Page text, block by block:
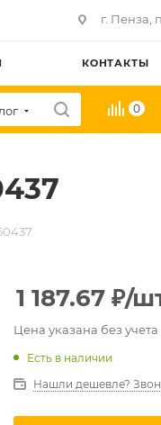
г. Пенза,
КОНТАКТЫ
0
1 187.67 ₽/
Цена указана без
Есть в наличии
Нашли дешевле?